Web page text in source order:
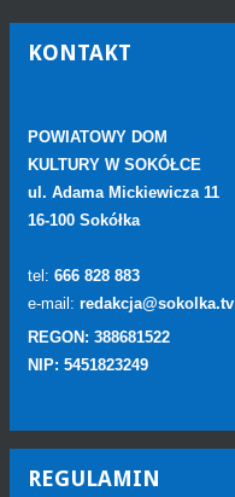
KONTAKT
POWIATOWY DOM
KULTURY W SOKÓŁCE
ul. Adama Mickiewicza 11
16-100 Sokółka
tel: 666 828 883
e-mail: redakcja@sokolka.tv
REGON: 388681522
NIP: 5451823249
REGULAMIN